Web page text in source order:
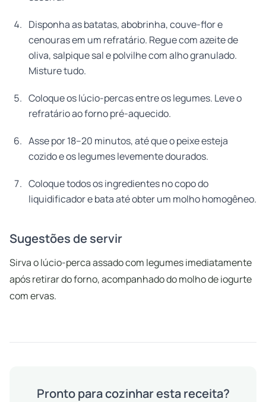
Disponha as batatas, abobrinha, couve-flor e
cenouras em um refratário. Regue com azeite de
oliva, salpique sal e polvilhe com alho granulado.
Misture tudo.
Coloque os lúcio-percas entre os legumes. Leve o
refratário ao forno pré-aquecido.
Asse por 18–20 minutos, até que o peixe esteja
cozido e os legumes levemente dourados.
Coloque todos os ingredientes no copo do
liquidificador e bata até obter um molho homogêneo.
Sugestões de servir
Sirva o lúcio-perca assado com legumes imediatamente
após retirar do forno, acompanhado do molho de iogurte
com ervas.
Pronto para cozinhar esta receita?